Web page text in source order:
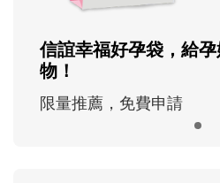
信誼幸福好孕袋，給
物！
限量推薦，免費申請